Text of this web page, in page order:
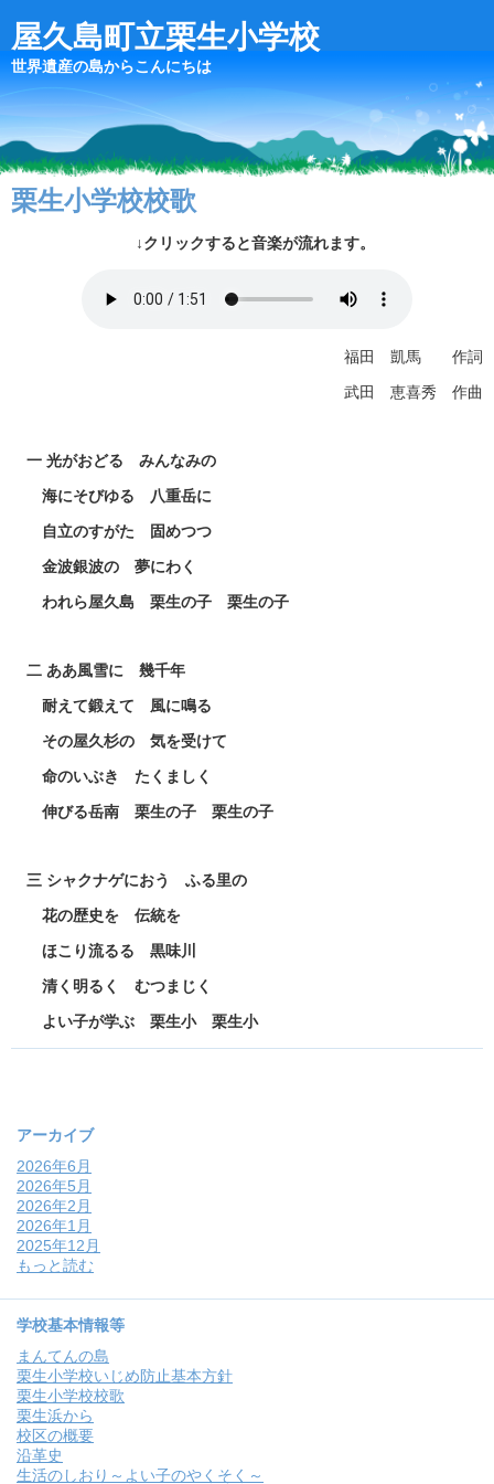
屋久島町立栗生小学校
世界遺産の島からこんにちは
栗生小学校校歌
↓クリックすると音楽が流れます。
福田 凱馬 作詞
武田 恵喜秀 作曲
一 光がおどる みんなみの
海にそびゆる 八重岳に
自立のすがた 固めつつ
金波銀波の 夢にわく
われら屋久島 栗生の子 栗生の子
二 ああ風雪に 幾千年
耐えて鍛えて 風に鳴る
その屋久杉の 気を受けて
命のいぶき たくましく
伸びる岳南 栗生の子 栗生の子
三 シャクナゲにおう ふる里の
花の歴史を 伝統を
ほこり流るる 黒味川
清く明るく むつまじく
よい子が学ぶ 栗生小 栗生小
アーカイブ
2026年6月
2026年5月
2026年2月
2026年1月
2025年12月
もっと読む
学校基本情報等
まんてんの島
栗生小学校いじめ防止基本方針
栗生小学校校歌
栗生浜から
校区の概要
沿革史
生活のしおり～よい子のやくそく～